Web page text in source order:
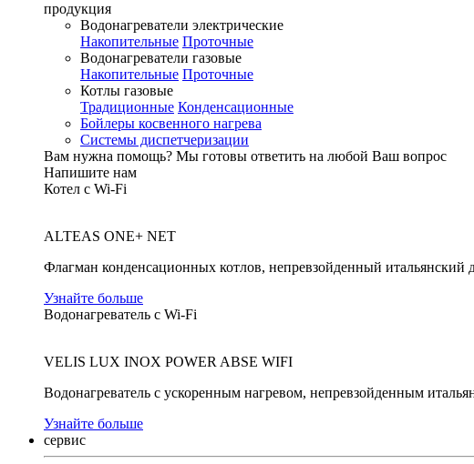
продукция
Водонагреватели электрические
Накопительные Проточные
Водонагреватели газовые
Накопительные Проточные
Котлы газовые
Традиционные Конденсационные
Бойлеры косвенного нагрева
Системы диспетчеризации
Вам нужна помощь? Мы готовы ответить на любой Ваш вопрос
Напишите нам
Котел с Wi-Fi
ALTEAS ONE+ NET
Флагман конденсационных котлов, непревзойденный итальянский
Узнайте больше
Водонагреватель с Wi-Fi
VELIS LUX INOX POWER ABSE WIFI
Водонагреватель с ускоренным нагревом, непревзойденным
Узнайте больше
сервис